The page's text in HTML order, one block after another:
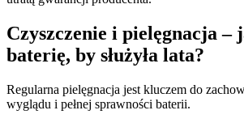
Czyszczenie i pielęgnacja –
baterię, by służyła lata?
Regularna pielęgnacja jest kluczem do
wyglądu i pełnej sprawności baterii.